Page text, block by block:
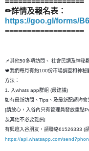
✏詳情及報名表：
https://goo.gl/forms/
==================
📌其他50多項訪問、 社會民調及神秘
🍁我們每月有約100份市場調查和神
方法：
1. 入whats app群組 (最建議)
如有最新訪問、Tips、及最新配額均會
[請放心，入谷內只有管理員發放重點
及其他不必要雜訊]
有興趣入谷朋友，請聯絡61526333 (
https://api.whatsapp.com/